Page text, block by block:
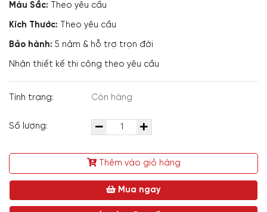
Màu Sắc: Theo yêu cầu
Kích Thước: Theo yêu cầu
Bảo hành: 5 năm & hỗ trợ trọn đời
Nhận thiết kế thi công theo yêu cầu
Tình trạng: Còn hàng
Số lượng:
Thêm vào giỏ hàng
Mua ngay